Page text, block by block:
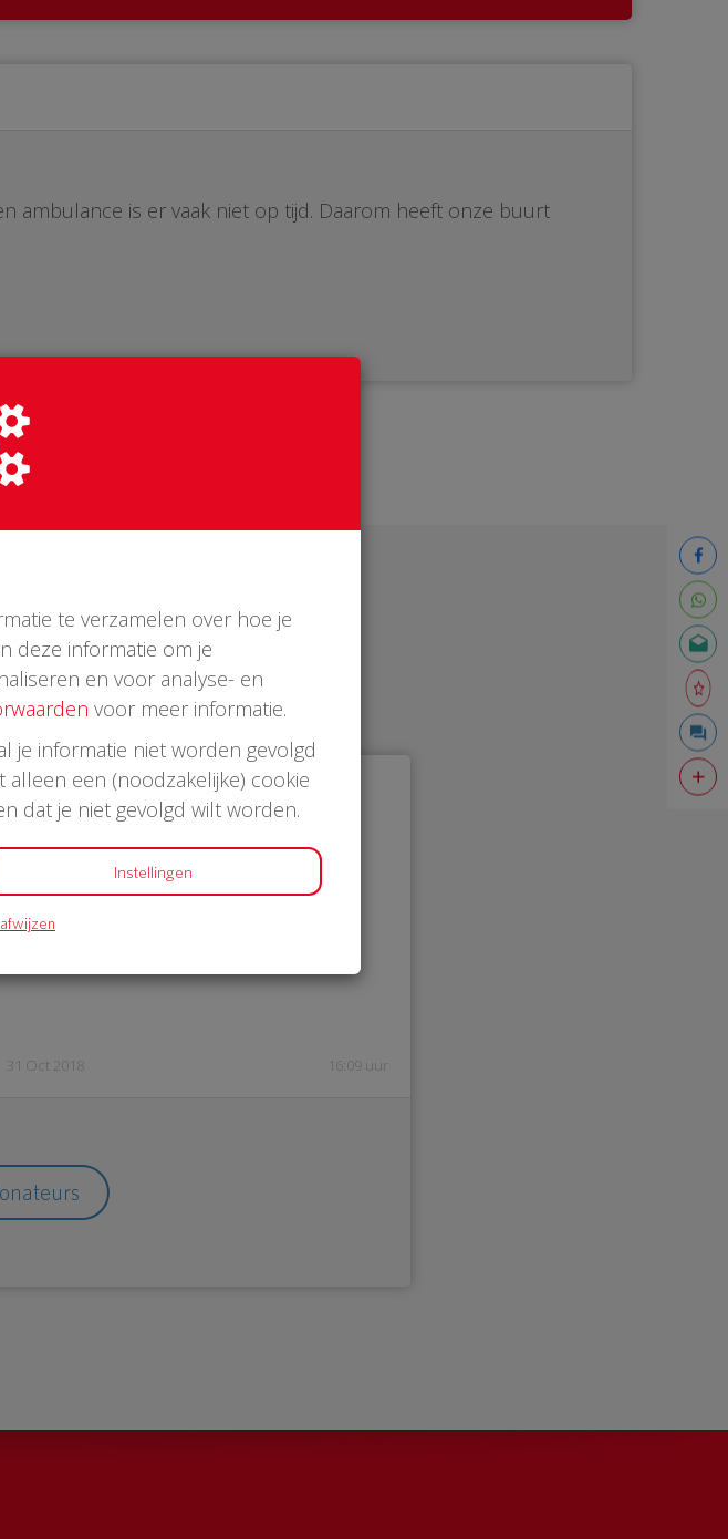
ambulance is er vaak niet op tijd. Daarom heeft onze buurt
€ 25
31 Oct 2018 16:09 uur
te verzamelen over hoe je
deze informatie om je
en voor analyse- en
voor meer informatie.
je informatie niet worden gevolgd
alleen een (noodzakelijke) cookie
dat je niet gevolgd wilt worden.
Instellingen